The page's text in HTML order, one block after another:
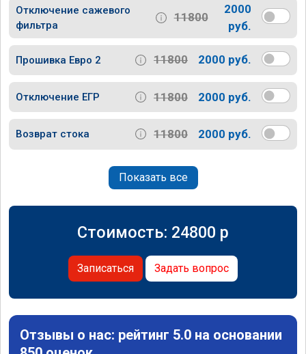
Отключение сажевого
фильтра
11800
2000
руб.
Прошивка Евро 2 11800 2000 руб.
Отключение ЕГР 11800 2000 руб.
Возврат стока 11800 2000 руб.
Показать все
Стоимость: 24800 p
Записаться Задать вопрос
Отзывы о нас: рейтинг 5.0 на основании